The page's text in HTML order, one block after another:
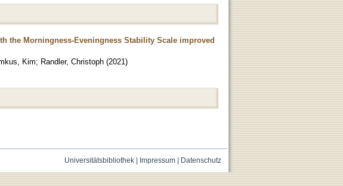
the Morningness-Eveningness Stability Scale improved
Kim; Randler, Christoph (2021)
Universitätsbibliothek| Impressum| Datenschutz